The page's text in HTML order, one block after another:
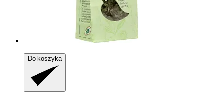
Do koszyka